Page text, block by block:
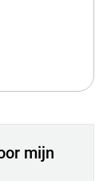
mijn